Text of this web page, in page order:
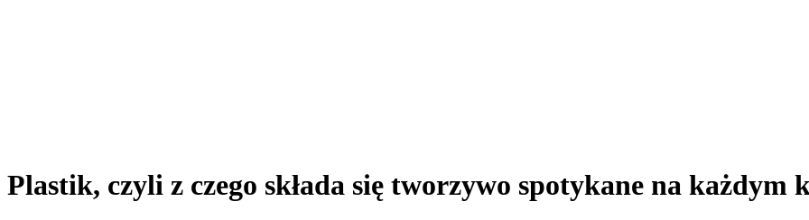
Plastik, czyli z czego składa się tworzywo spotykane na każdym